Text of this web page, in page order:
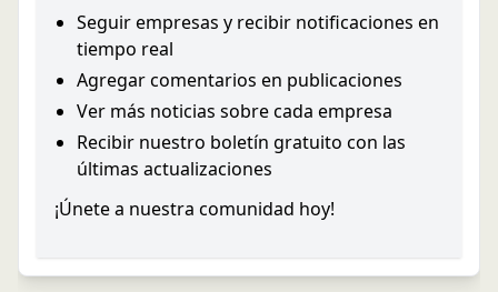
Seguir empresas y recibir notificaciones en
tiempo real
Agregar comentarios en publicaciones
Ver más noticias sobre cada empresa
Recibir nuestro boletín gratuito con las
últimas actualizaciones
¡Únete a nuestra comunidad hoy!